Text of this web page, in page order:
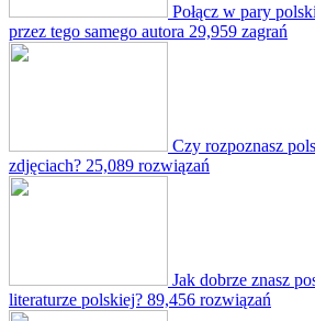
Połącz w pary
przez tego samego autora 29,959 zagrań
Czy rozpoznasz
zdjęciach? 25,089 rozwiązań
Jak dobrze znasz
literaturze polskiej? 89,456 rozwiązań